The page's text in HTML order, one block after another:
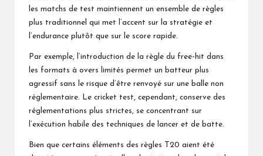
les matchs de test maintiennent un ensemble de règles
plus traditionnel qui met l’accent sur la stratégie et
l’endurance plutôt que sur le score rapide.
Par exemple, l’introduction de la règle du free-hit dans
les formats à overs limités permet un batteur plus
agressif sans le risque d’être renvoyé sur une balle non
réglementaire. Le cricket test, cependant, conserve des
réglementations plus strictes, se concentrant sur
l’exécution habile des techniques de lancer et de batte.
Bien que certains éléments des règles T20 aient été